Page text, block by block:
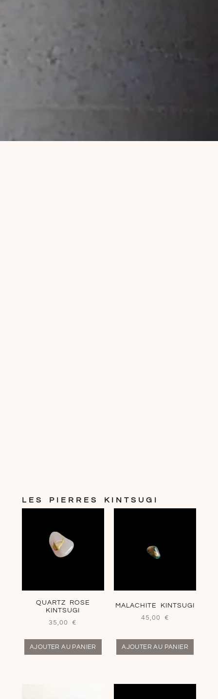
LES PIERRES KINTSUGI
QUARTZ ROSE
KINTSUGI
35,00€
AJOUTER AU PANIER
MALACHITE KINTSUGI
45,00 €
AJOUTER AU PANIER